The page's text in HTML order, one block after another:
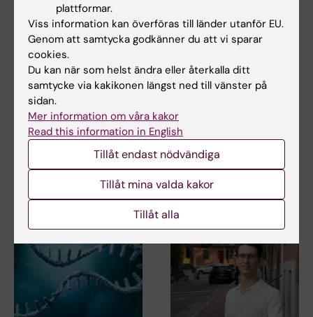
12 mar 2026
Livmoderns
immunsystem kan
återbildas efter
transplantation
Immunsystemet i livmodern
kan återbildas efter både…
2 dec 2025
nervsystemets
reparation vid
ryggmärgsskada
Efter en ryggmärgsskada
förändras celler i hjärnan och
ryggmärgen för att…
plattformar.
Viss information kan överföras till länder utanför EU.
Genom att samtycka godkänner du att vi sparar
cookies.
Du kan när som helst ändra eller återkalla ditt
samtycke via kakikonen längst ned till vänster på
sidan.
Mer information om våra kakor
Read this information in English
Tillåt endast nödvändiga
Tillåt mina valda kakor
Tillåt alla